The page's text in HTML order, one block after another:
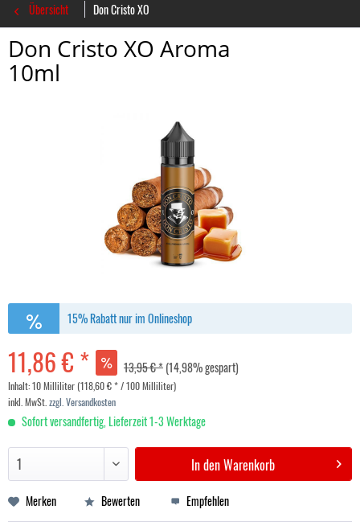
Übersicht Don Cristo XO
Don Cristo XO Aroma
10ml
15% Rabatt nur im Onlineshop
11,86 € * 13,95 € *(14,98% gespart)
Inhalt:10 Milliliter (118,60 € * / 100 Milliliter)
inkl. MwSt. zzgl. Versandkosten
Sofort versandfertig, Lieferzeit 1-3 Werktage
In denWarenkorb
Merken Bewerten Empfehlen